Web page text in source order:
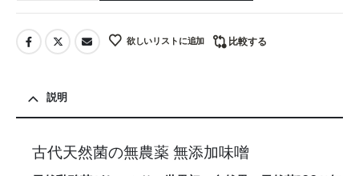
欲しいリストに追加 比較する
説明
古代天然菌の無農薬 無添加味噌